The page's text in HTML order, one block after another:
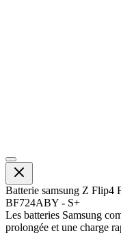
Batterie samsung Z
BF724ABY - S+
Les batteries Samsung
prolongée et une charge